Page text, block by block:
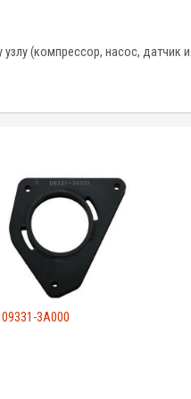
(компрессор, насос, датчик
09331-3A000